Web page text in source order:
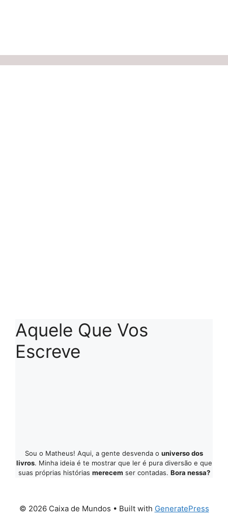
Aquele Que Vos
Escreve
Sou o Matheus! Aqui, a gente desvenda o universo dos
livros. Minha ideia é te mostrar que ler é pura diversão e que
suas próprias histórias merecem ser contadas. Bora nessa?
© 2026 Caixa de Mundos • Built with GeneratePress